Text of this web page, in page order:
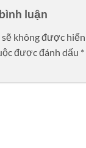
luận
sẽ không được
được đánh dấu *